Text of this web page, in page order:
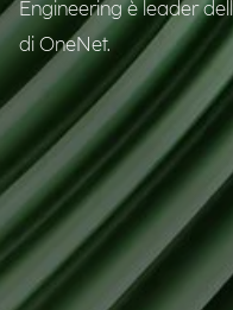
Engineering è leader
di OneNet.